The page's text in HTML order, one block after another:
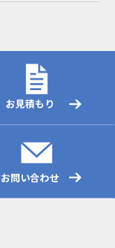
お見積もり
お問い合わせ